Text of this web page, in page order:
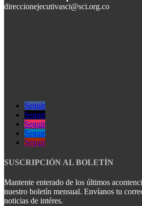
direccionejecutivasci@sci.org.co
Seguir
Seguir
Seguir
Seguir
Seguir
SUSCRIPCIÓN AL BOLETÍN
Mantente enterado de los últimos
nuestro boletín mensual. Envíanos tu
noticias de intéres.